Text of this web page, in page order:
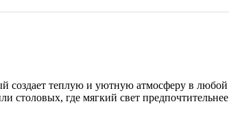
создает теплую и уютную атмосферу в любой
столовых, где мягкий свет предпочтительнее